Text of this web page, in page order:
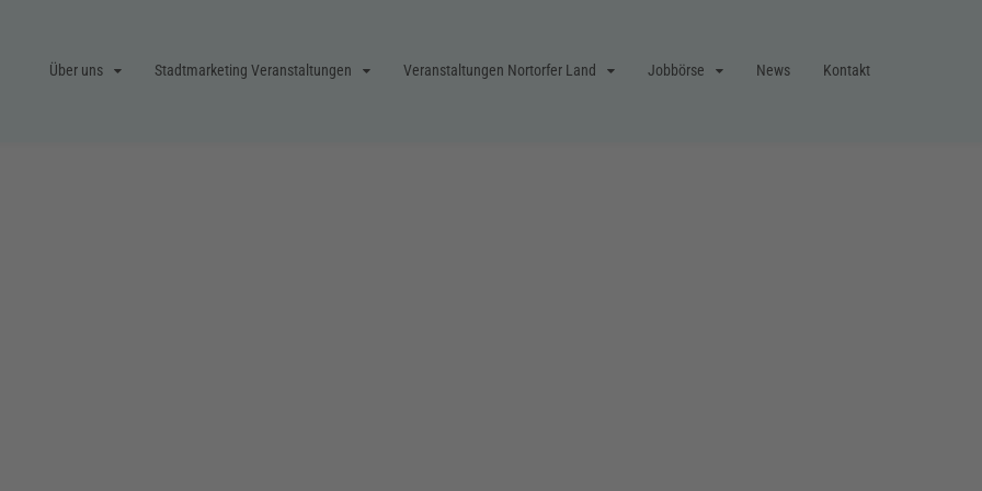
Über uns Stadtmarketing Veranstaltungen Veranstaltungen Nortorfer Land Jobbörse News Kontakt